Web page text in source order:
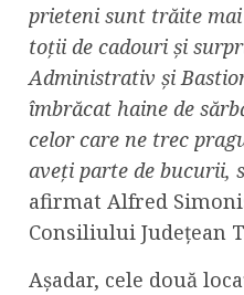
prieteni sunt trăite
toții de cadouri și
Administrativ și
îmbrăcat haine de
celor care ne trec
aveți parte de bucurii,
afirmat Alfred
Consiliului Județean
Așadar, cele două